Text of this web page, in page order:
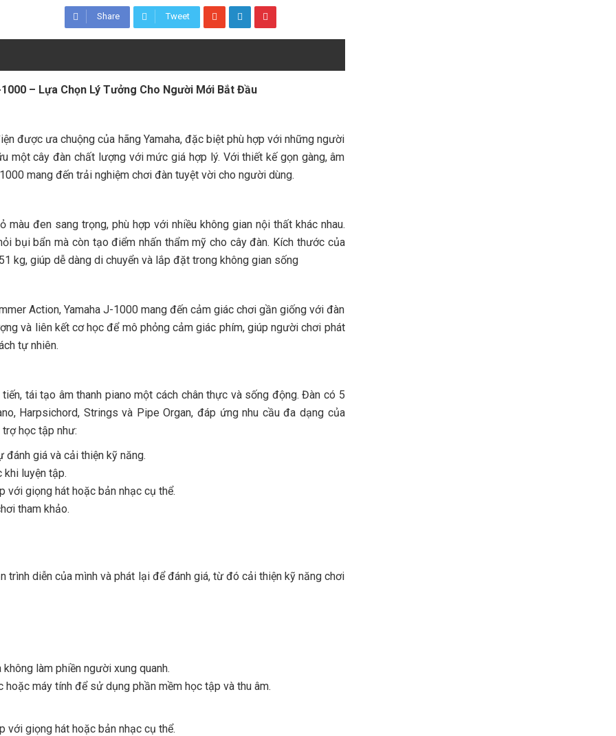
Share Tweet
– Lựa Chọn Lý Tưởng Cho Người Mới Bắt Đầu
được ưa chuộng của hãng Yamaha, đặc biệt phù hợp với những người
một cây đàn chất lượng với mức giá hợp lý. Với thiết kế gọn gàng, âm
mang đến trải nghiệm chơi đàn tuyệt vời cho người dùng.
đen sang trọng, phù hợp với nhiều không gian nội thất khác nhau.
bụi bẩn mà còn tạo điểm nhấn thẩm mỹ cho cây đàn. Kích thước của
kg, giúp dễ dàng di chuyển và lắp đặt trong không gian sống
Action, Yamaha J-1000 mang đến cảm giác chơi gần giống với đàn
và liên kết cơ học để mô phỏng cảm giác phím, giúp người chơi phát
tự nhiên.
tái tạo âm thanh piano một cách chân thực và sống động. Đàn có 5
Harpsichord, Strings và Pipe Organ, đáp ứng nhu cầu đa dạng của
học tập như:
đánh giá và cải thiện kỹ năng.
khi luyện tập.
với giọng hát hoặc bản nhạc cụ thể.
tham khảo.
trình diễn của mình và phát lại để đánh giá, từ đó cải thiện kỹ năng chơi
làm phiền người xung quanh.
máy tính để sử dụng phần mềm học tập và thu âm.
với giọng hát hoặc bản nhạc cụ thể.